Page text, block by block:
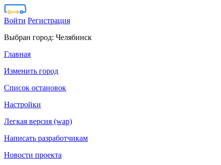
Войти Регистрация
Выбран город: Челябинск
Главная
Изменить город
Список остановок
Настройки
Легкая версия (wap)
Написать разработчикам
Новости проекта